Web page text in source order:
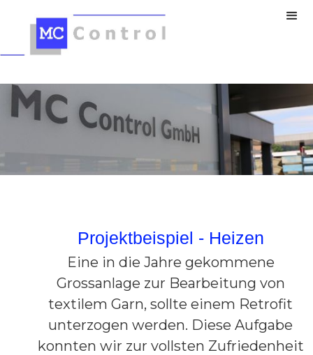
Projektbeispiel - Heizen
Eine in die Jahre gekommene
Grossanlage zur Bearbeitung von
textilem Garn, sollte einem Retrofit
unterzogen werden. Diese Aufgabe
konnten wir zur vollsten Zufriedenheit